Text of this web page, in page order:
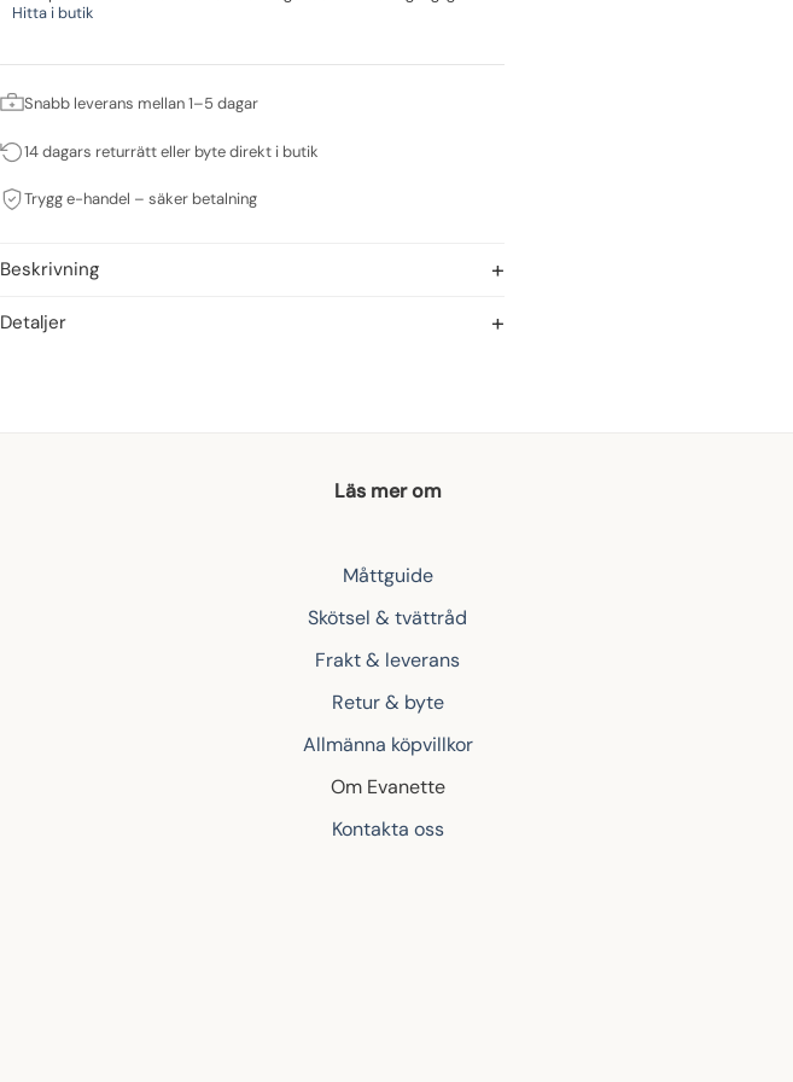
Hitta i butik
Snabb leverans mellan 1–5 dagar
14 dagars returrätt eller byte direkt i butik
Trygg e-handel – säker betalning
Beskrivning
Detaljer
Läs mer om
Måttguide
Skötsel & tvättråd
Frakt & leverans
Retur & byte
Allmänna köpvillkor
Om Evanette
Kontakta oss